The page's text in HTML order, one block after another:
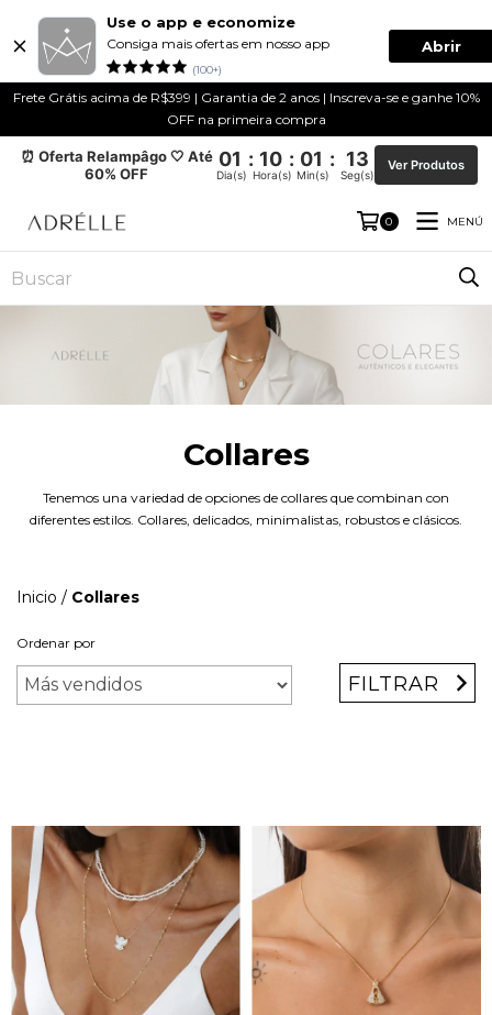
Use o app e economize
Consiga mais ofertas em nosso app
(100+)
Abrir
Frete Grátis acima de R$399 | Garantia de 2 anos | Inscreva-se e ganhe 10%
OFF na primeira compra
⏰ Oferta Relampâgo 🤍 Até
60% OFF
01 : 10 : 01 : 12
Dia(s) Hora(s) Min(s) Seg(s)
Ver Produtos
0 MENÚ
Collares
Tenemos una variedad de opciones de collares que combinan con
diferentes estilos. Collares, delicados, minimalistas, robustos e clásicos.
Inicio / Collares
Ordenar por
FILTRAR